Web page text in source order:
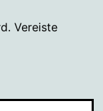
Vereiste